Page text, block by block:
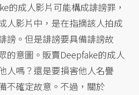
的成人影片可能構成誹謗罪，
人影片中，是在指摘該人拍成
謗。但是誹謗要具備誹謗故
的意圖。販賣Deepfake的成人
人嗎？還是要損害他人名譽
不確定故意。不過，關於